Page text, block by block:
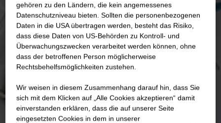
gehören zu den Ländern, die kein angemessenes
Datenschutzniveau bieten. Sollten die personenbezogenen
Daten in die USA übertragen werden, besteht das Risiko,
dass diese Daten von US-Behörden zu Kontroll- und
Überwachungszwecken verarbeitet werden können, ohne
dass der betroffenen Person möglicherweise
Rechtsbehelfsmöglichkeiten zustehen.
Wir weisen in diesem Zusammenhang darauf hin, dass Sie
sich mit dem Klicken auf „Alle Cookies akzeptieren“ damit
ein­ver­standen erklären, dass die auf unserer Seite
eingesetzten Cookies in dem in unserer